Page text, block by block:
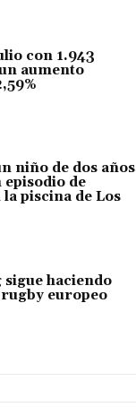
con 1.943
aumento
niño de dos años
de
piscina de Los
haciendo
europeo